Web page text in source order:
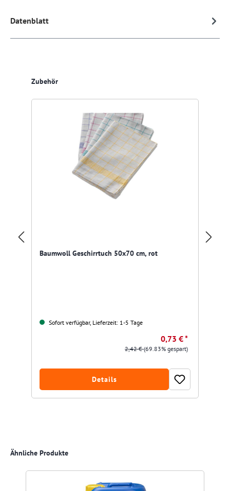
Datenblatt
Produktgalerie überspringen
Zubehör
Baumwoll Geschirrtuch 50x70 cm, rot
Sofort verfügbar, Lieferzeit: 1-5 Tage
0,73 € *
2,42 €(69.83% gespart)
Details
Produktgalerie überspringen
Ähnliche Produkte